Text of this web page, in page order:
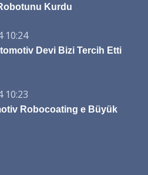
Kurdu
10:24
Devi Bizi Tercih Etti
10:23
Robocoating e Büyük